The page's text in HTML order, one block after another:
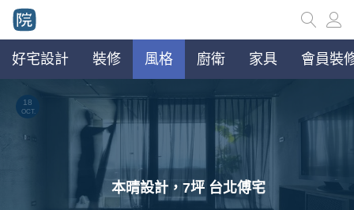
好宅設計 裝修 風格 廚衛 家具 會員裝
18
OCT.
本晴設計，7坪 台北傅宅